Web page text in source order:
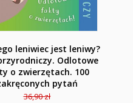
leniwiec jest leniwy?
Odlotowe
o zwierzętach. 100
pytań
36,90 zł